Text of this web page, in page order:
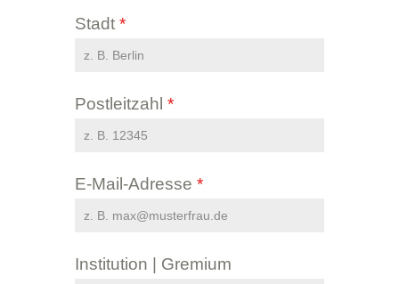
Stadt *
Postleitzahl *
E-Mail-Adresse *
Institution | Gremium